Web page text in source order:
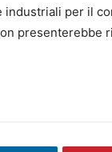
per il
presenterebbe